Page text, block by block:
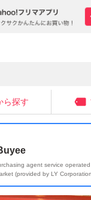
ら探す
agent service
(provided by LY